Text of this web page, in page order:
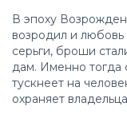
В эпоху
возродил и
серьги, броши
дам. Именно тогда
тускнеет на
охраняет